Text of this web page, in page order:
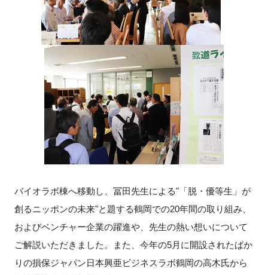
イベントお知らせメール登録
バイオラボ棟へ移動し、冨田先生による"「脱・優等生」が
創るニッポンの未来"と題する鶴岡での20年間の取り組み、
およびベンチャー企業の躍進や、先生の熱い想いについて
ご解説いただきました。また、今年の5月に開設されたばか
りの損保ジャパン日本興亜ビジネスラボ鶴岡の高木氏から